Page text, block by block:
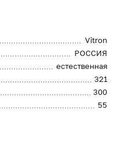
Vitron
РОССИЯ
естественная
321
300
55